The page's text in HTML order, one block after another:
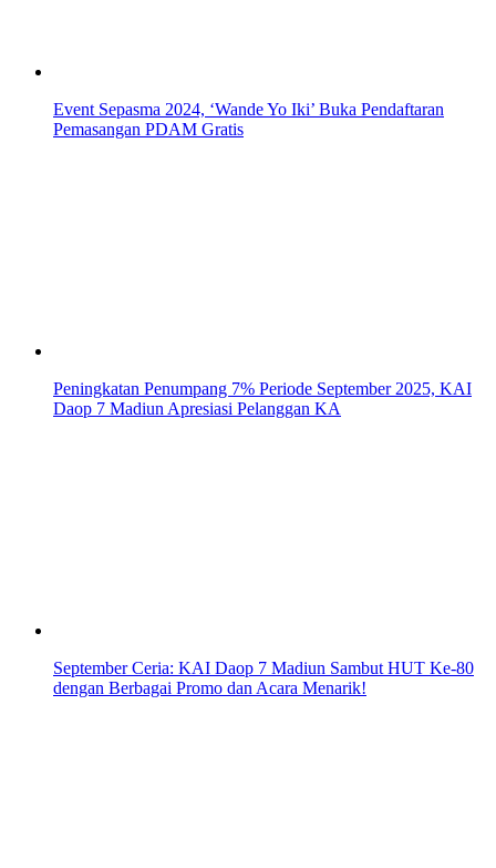
Event Sepasma 2024, ‘Wande Yo Iki’ Buka Pendaftaran
Pemasangan PDAM Gratis
Peningkatan Penumpang 7% Periode September 2025, KAI
Daop 7 Madiun Apresiasi Pelanggan KA
September Ceria: KAI Daop 7 Madiun Sambut HUT Ke-80
dengan Berbagai Promo dan Acara Menarik!